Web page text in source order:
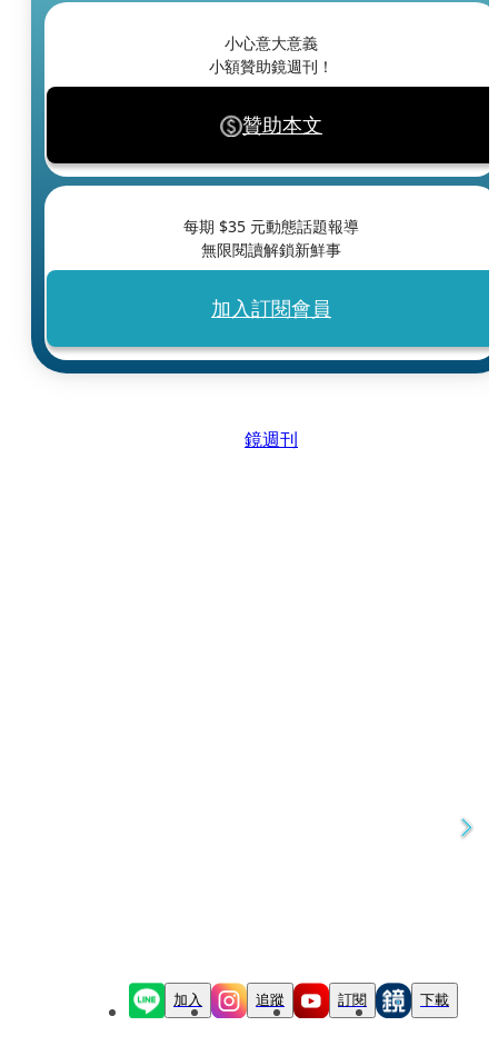
小心意大意義
小額贊助鏡週刊！
贊助本文
每期 $35 元動態話題報導
無限閱讀解鎖新鮮事
加入訂閱會員
鏡週刊
加入 追蹤 訂閱 下載